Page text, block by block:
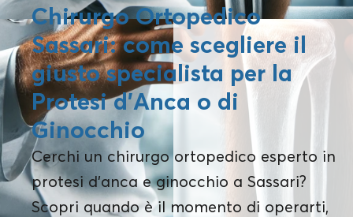
Chirurgo Ortopedico
Sassari: come scegliere il
giusto specialista per la
Protesi d’Anca o di
Ginocchio
Cerchi un chirurgo ortopedico esperto in
protesi d’anca e ginocchio a Sassari?
Scopri quando è il momento di operarti,